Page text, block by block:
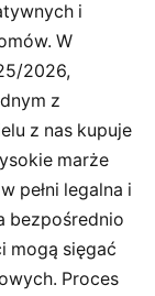
i
W
2026,
z
z nas kupuje
marże
pełni legalna i
bezpośrednio
mogą sięgać
Proces